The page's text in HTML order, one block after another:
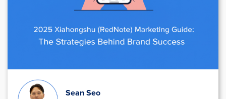
Sean Seo